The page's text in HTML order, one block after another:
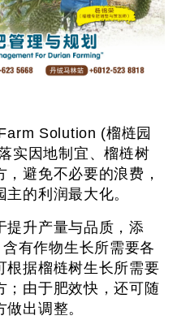
Solution (榴梿园
实因地制宜、榴梿树
避免不必要的浪费，
的利润最大化。
提升产量与品质，添
有作物生长所需要各
根据榴梿树生长所需要
；由于肥效快，还可随
出调整。